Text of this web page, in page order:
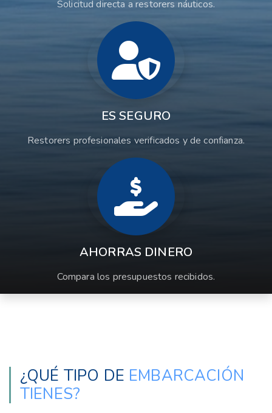
Solicitud directa a restorers náuticos.
ES SEGURO
Restorers profesionales verificados y de confianza.
AHORRAS DINERO
Compara los presupuestos recibidos.
¿QUÉ TIPO DE EMBARCACIÓN
TIENES?